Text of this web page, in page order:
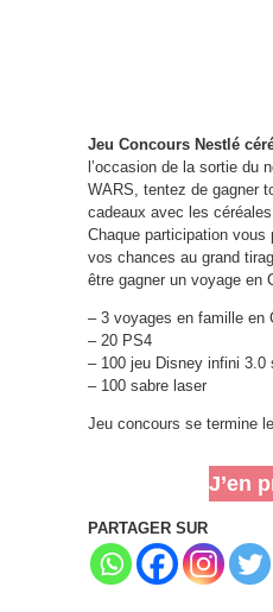
Jeu Concours Nestlé
l’occasion de la sortie du
WARS, tentez de gagner
cadeaux avec les céréales
Chaque participation vous
vos chances au grand
être gagner un voyage en
– 3 voyages en famille en
– 20 PS4
– 100 jeu Disney infini 3.0
– 100 sabre laser
Jeu concours se termine
J’en
PARTAGER SUR